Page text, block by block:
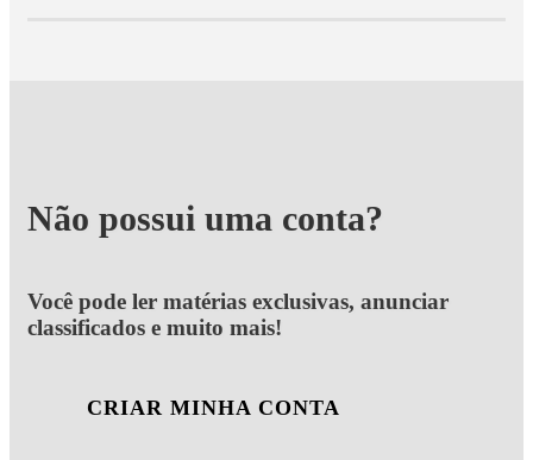
Não possui uma conta?
Você pode ler matérias exclusivas, anunciar
classificados e muito mais!
CRIAR MINHA CONTA